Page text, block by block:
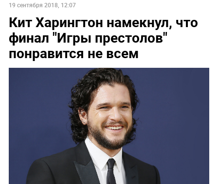
19 сентября 2018, 12:07
Кит Харингтон намекнул, что
финал "Игры престолов"
понравится не всем